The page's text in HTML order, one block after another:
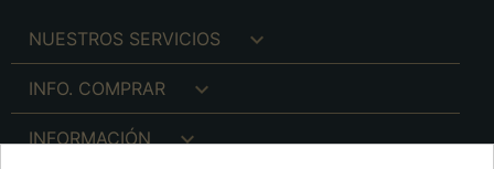
NUESTROS SERVICIOS 
INFO. COMPRAR 
INFORMACIÓN 